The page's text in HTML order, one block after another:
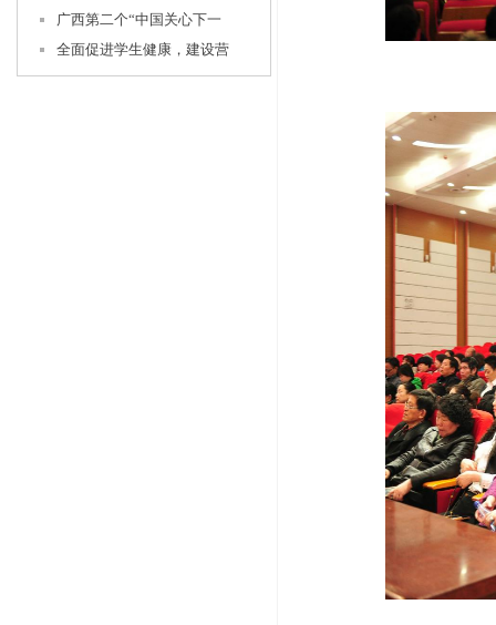
广西第二个“中国关心下一
全面促进学生健康，建设营